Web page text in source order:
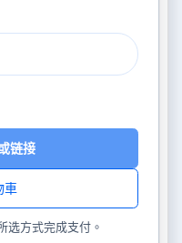
車
链接
选方式完成支付。